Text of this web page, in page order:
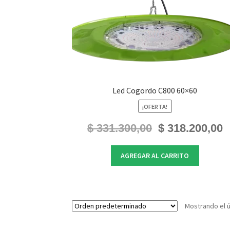
Led Cogordo C800 60×60
¡OFERTA!
$331.300,00
El
precio
original
era:
$318.200,00El
AGREGAR AL CARRITO
Mostrando el